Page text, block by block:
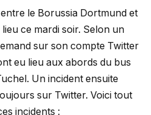
le Borussia Dortmund et
lieu ce mardi soir. Selon un
sur son compte Twitter
eu lieu aux abords du bus
Un incident ensuite
sur Twitter. Voici tout
incidents :